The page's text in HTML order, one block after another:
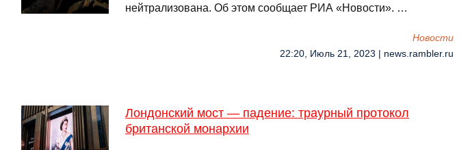
нейтрализована. Об этом сообщает РИА «Новости». …
Новости
22:20, Июль 21, 2023 | news.rambler.ru
Лондонский мост — падение: траурный протокол
британской монархии